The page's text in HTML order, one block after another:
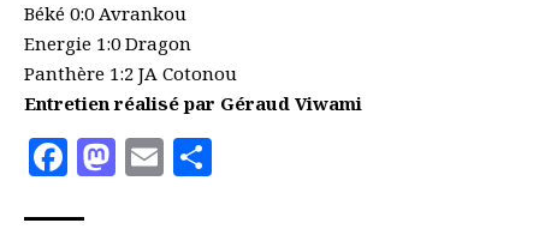
Béké 0:0 Avrankou
Energie 1:0 Dragon
Panthère 1:2 JA Cotonou
Entretien réalisé par Géraud Viwami
Facebook
Mastodon
Email